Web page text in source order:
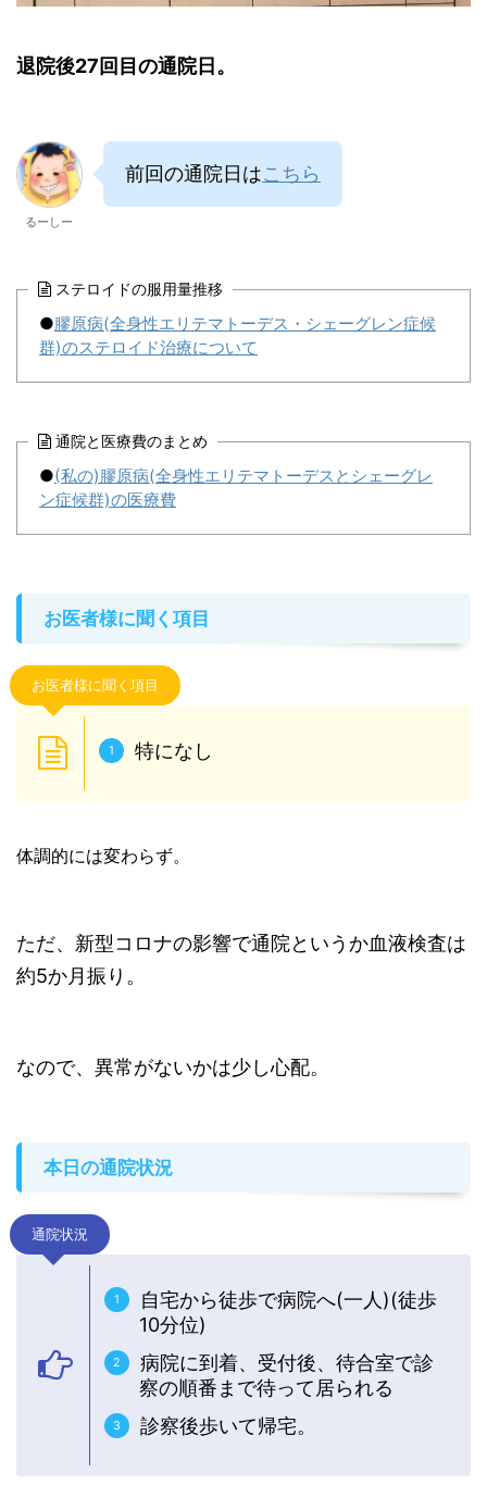
退院後27回目の通院日。
るーしー
前回の通院日はこちら
ステロイドの服用量推移
●膠原病(全身性エリテマトーデス・シェーグレン症候
群)のステロイド治療について
通院と医療費のまとめ
●(私の)膠原病(全身性エリテマトーデスとシェーグレ
ン症候群)の医療費
お医者様に聞く項目
お医者様に聞く項目
特になし
体調的には変わらず。
ただ、新型コロナの影響で通院というか血液検査は
約5か月振り。
なので、異常がないかは少し心配。
本日の通院状況
通院状況
自宅から徒歩で病院へ(一人)(徒歩
10分位)
病院に到着、受付後、待合室で診
察の順番まで待って居られる
診察後歩いて帰宅。